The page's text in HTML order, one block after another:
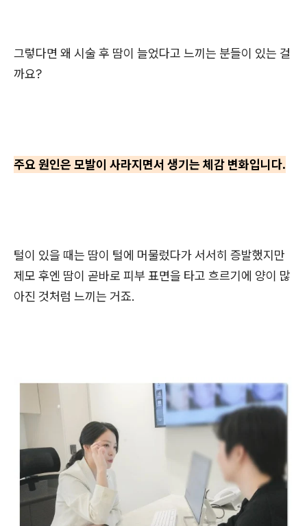
그렇다면 왜 시술 후 땀이 늘었다고 느끼는 분들이 있는 걸
까요?
주요 원인은 모발이 사라지면서 생기는 체감 변화입니다.
털이 있을 때는 땀이 털에 머물렀다가 서서히 증발했지만
제모 후엔 땀이 곧바로 피부 표면을 타고 흐르기에 양이 많
아진 것처럼 느끼는 거죠.